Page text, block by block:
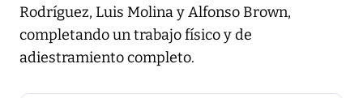
Rodríguez, Luis Molina y Alfonso Brown,
completando un trabajo físico y de
adiestramiento completo.